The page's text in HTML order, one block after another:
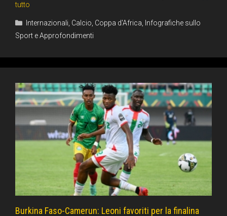
tutto
Categorie
Internazionali Calcio Coppa d'Africa
Infografiche sullo
Sport e Approfondimenti
Burkina Faso-Camerun: Leoni favoriti per la finalina